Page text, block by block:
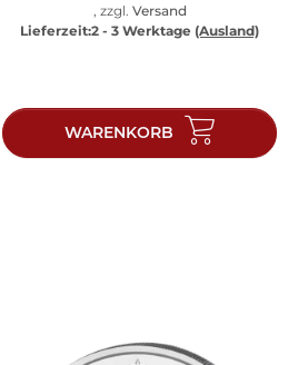
, zzgl. Versand
Lieferzeit:2 - 3 Werktage (Ausland)
WARENKORB